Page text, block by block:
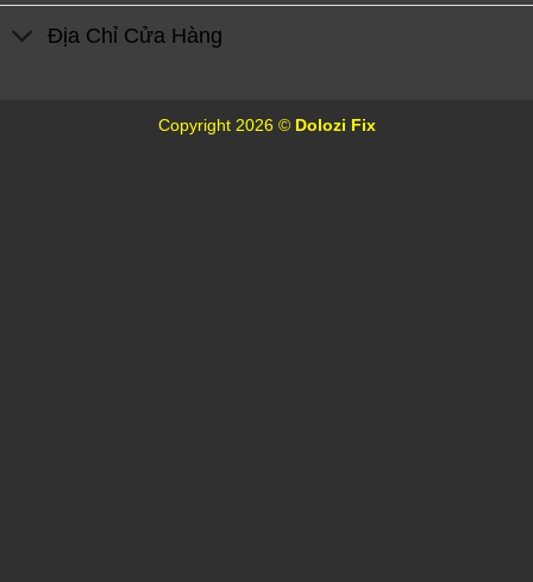
Địa Chỉ Cửa Hàng
Copyright 2026 © Dolozi Fix